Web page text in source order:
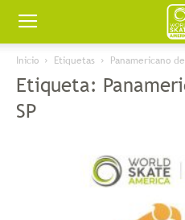
Worldskate
America
Inicio Etiquetas Panamericano
Etiqueta:
SP